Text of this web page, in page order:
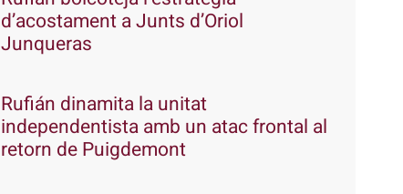
d’acostament a Junts d’Oriol
Junqueras
Rufián dinamita la unitat
independentista amb un atac frontal al
retorn de Puigdemont